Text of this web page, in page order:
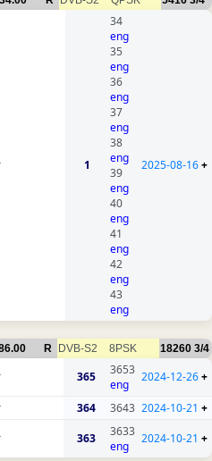
1
34
eng
35
eng
36
eng
37
eng
38
eng
39
eng
40
eng
41
eng
42
eng
43
eng
2025-08-16+
R DVB-S2 8PSK 18260 3/4
365
3653
eng
2024-12-26+
364 3643 2024-10-21 +
363
3633
eng
2024-10-21 +